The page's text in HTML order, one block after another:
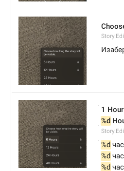
1 Hour
%d
%d час
%d
%d